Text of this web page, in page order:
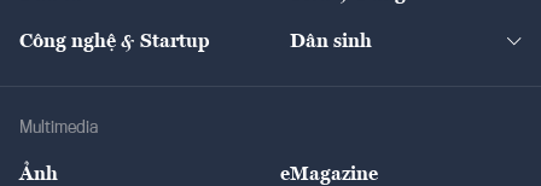
Tư vấn
Thị trường
Nông sản
Công nghệ & Startup Dân sinh
Multimedia
Ảnh eMagazine